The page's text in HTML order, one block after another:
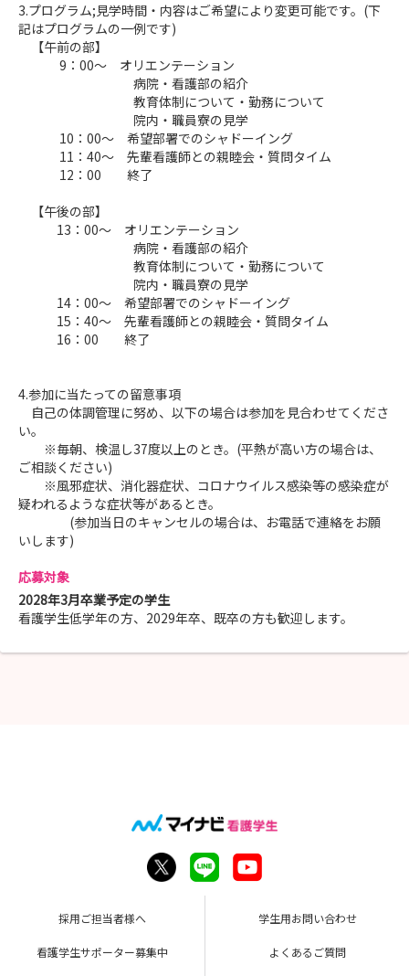
3.プログラム;見学時間・内容はご希望により変更可能です。(下
記はプログラムの一例です)
【午前の部】
9：00～ オリエンテーション
病院・看護部の紹介
教育体制について・勤務について
院内・職員寮の見学
10：00～ 希望部署でのシャドーイング
11：40～ 先輩看護師との親睦会・質問タイム
12：00 終了
【午後の部】
13：00～ オリエンテーション
病院・看護部の紹介
教育体制について・勤務について
院内・職員寮の見学
14：00～ 希望部署でのシャドーイング
15：40～ 先輩看護師との親睦会・質問タイム
16：00 終了
4.参加に当たっての留意事項
自己の体調管理に努め、以下の場合は参加を見合わせてくださ
い。
※毎朝、検温し37度以上のとき。(平熱が高い方の場合は、
ご相談ください)
※風邪症状、消化器症状、コロナウイルス感染等の感染症が
疑われるような症状等があるとき。
(参加当日のキャンセルの場合は、お電話で連絡をお願
いします)
応募対象
2028年3月卒業予定の学生
看護学生低学年の方、2029年卒、既卒の方も歓迎します。
採用ご担当者様へ 学生用お問い合わせ
看護学生サポーター募集中 よくあるご質問